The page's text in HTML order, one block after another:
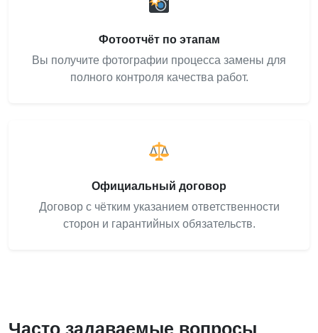
Фотоотчёт по этапам
Вы получите фотографии процесса замены для
полного контроля качества работ.
Официальный договор
Договор с чётким указанием ответственности
сторон и гарантийных обязательств.
Часто задаваемые вопросы